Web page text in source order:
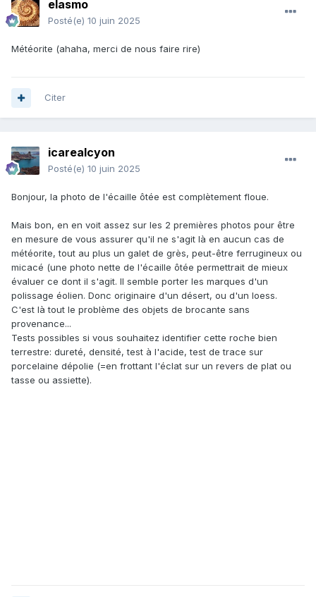
elasmo
Posté(e) 10 juin 2025
Météorite (ahaha, merci de nous faire rire)
Citer
icarealcyon
Posté(e) 10 juin 2025
Bonjour, la photo de l'écaille ôtée est complètement floue.
Mais bon, en en voit assez sur les 2 premières photos pour être
en mesure de vous assurer qu'il ne s'agit là en aucun cas de
météorite, tout au plus un galet de grès, peut-être ferrugineux ou
micacé (une photo nette de l'écaille ôtée permettrait de mieux
évaluer ce dont il s'agit. Il semble porter les marques d'un
polissage éolien. Donc originaire d'un désert, ou d'un loess.
C'est là tout le problème des objets de brocante sans
provenance...
Tests possibles si vous souhaitez identifier cette roche bien
terrestre: dureté, densité, test à l'acide, test de trace sur
porcelaine dépolie (=en frottant l'éclat sur un revers de plat ou
tasse ou assiette).